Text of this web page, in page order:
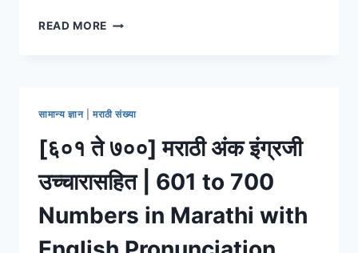
READ MORE [१
इंग्रजी
|
1
TO
1000
NUMBERS
IN
MARATHI
सामान्य ज्ञान| मराठी संख्या
[६०१ ते ७००] मराठी अंक इंग्रजी
उच्चारासहित | 601 to 700
Numbers in Marathi with